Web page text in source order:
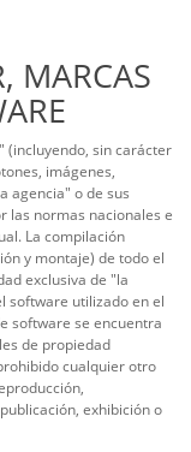
MARCAS
(incluyendo, sin carácter
imágenes,
agencia" o de sus
las normas nacionales e
La compilación
y montaje) de todo el
exclusiva de "la
software utilizado en el
software se encuentra
de propiedad
cualquier otro
exhibición o